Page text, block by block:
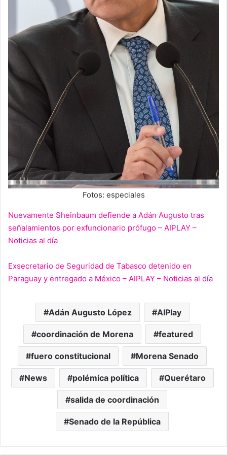
Fotos: especiales
Nuevamente Sheinbaum defiende a Adán Augusto tras
señalamientos por exfuncionario prófugo – AIPLAY –
Noticias al día
Exsecretario de Seguridad de Tabasco detenido en
Paraguay y entregado a México – AIPLAY – Noticias al día
Adán Augusto López AIPlay
coordinación de Morena featured
fuero constitucional Morena Senado
News polémica política Querétaro
salida de coordinación
Senado de la República